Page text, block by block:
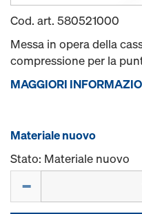
Cod. art. 580521000
Messa in opera della
compressione per la
MAGGIORI
Materiale nuovo
Stato: Materiale nuovo